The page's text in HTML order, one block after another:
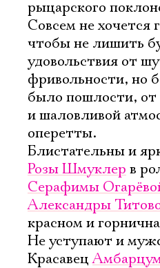
рыцарского
Совсем не хочется
чтобы не лишить
удовольствия от
фривольности, но
было пошлости, от
и шаловливой
оперетты.
Блистательны и
Розы Шмуклер в
Серафимы
Александры
красном и
Не уступают и
Красавец